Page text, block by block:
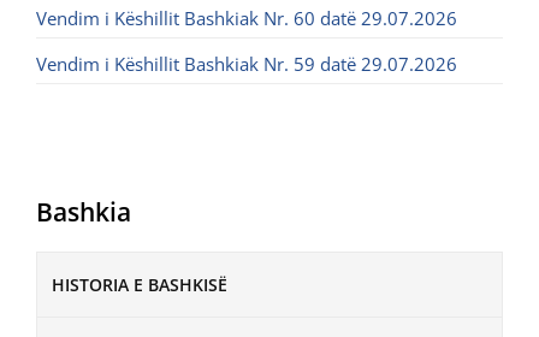
Bashkia
HISTORIA E BASHKISË
Vendim i Këshillit Bashkiak Nr. 60 datë 29.07.2026
Vendim i Këshillit Bashkiak Nr. 59 datë 29.07.2026